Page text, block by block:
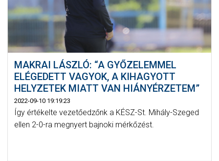
MAKRAI LÁSZLÓ: “A GYŐZELEMMEL
ELÉGEDETT VAGYOK, A KIHAGYOTT
HELYZETEK MIATT VAN HIÁNYÉRZETEM”
2022-09-10 19:19:23
Így értékelte vezetőedzőnk a KÉSZ-St. Mihály-Szeged
ellen 2-0-ra megnyert bajnoki mérkőzést.